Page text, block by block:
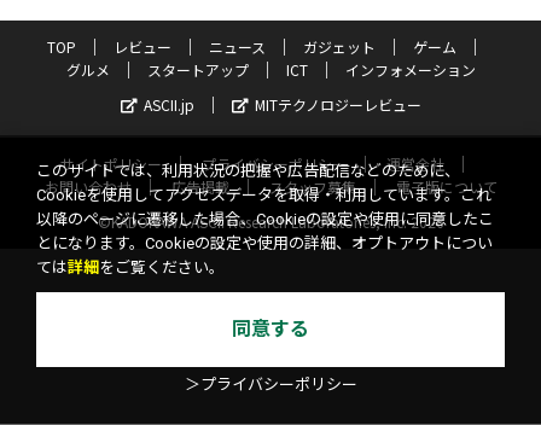
TOP レビュー ニュース ガジェット
ゲーム
グルメ
スタートアップ ICT
インフォメーション
ASCII.jp
MITテクノロジーレビュー
サイトポリシー プライバシーポリシー
運営会社
お問い合わせ
広告掲載 スタッフ募集
電子版について
©KADOKAWA ASCII Research Laboratories, Inc. 2026
このサイトでは、利用状況の把握や広告配信などのために、
Cookieを使用してアクセスデータを取得・利用しています。これ
以降のページに遷移した場合、Cookieの設定や使用に同意したこ
とになります。Cookieの設定や使用の詳細、オプトアウトについ
ては詳細 をご覧ください。
同意する
＞プライバシーポリシー